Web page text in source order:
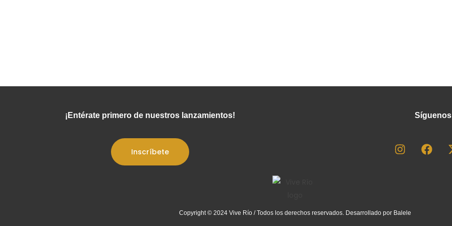
¡Entérate primero de nuestros lanzamientos!
Inscríbete
Copyright © 2024 Vive Río / Todos los derechos reservados. Desarrollado por Balele